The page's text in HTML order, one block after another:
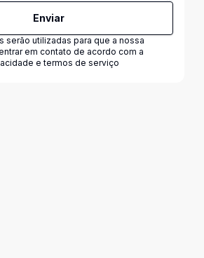
Enviar
serão utilizadas para que a nossa
em contato de acordo com a
e termos de serviço